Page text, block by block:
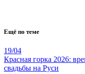
Ещё по теме
19/04
Красная горка 2026:
свадьбы на Руси